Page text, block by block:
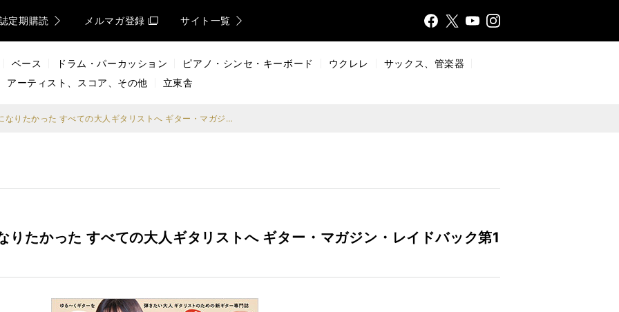
定期購読 メルマガ登録 サイト一覧
FaceX
YouTInsta
ベース ドラム・パーカッション ピアノ・シンセ・キーボード ウクレレ
サックス、管楽器
アーティスト、スコア、その他
立東舎
あの頃、ギター・ヒーローになりたかった すべての大人ギタリストへ ギター・マガジン・レイドバック第11号
りたかった すべての大人ギタリストへ ギター・マガジン・レイドバック第1